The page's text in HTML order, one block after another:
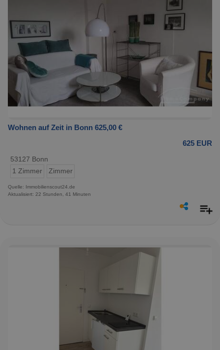
Wohnen auf Zeit in Bonn 625,00 €
625 EUR
53127 Bonn
1 Zimmer
Zimmer
Quelle: Immobilienscout24.de
Aktualisiert: 22 Stunden, 41 Minuten